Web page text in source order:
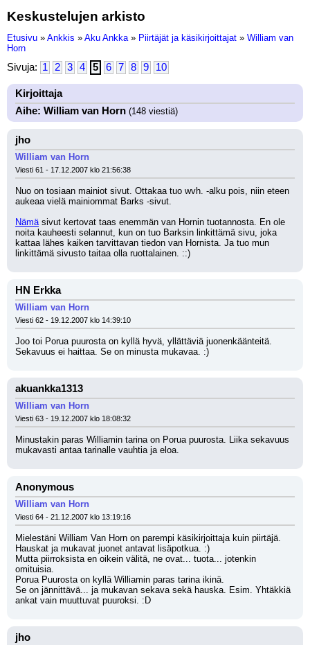
Keskustelujen arkisto
Etusivu » Ankkis » Aku Ankka » Piirtäjät ja käsikirjoittajat » William van
Horn
Sivuja: 1 2 3 4 5 6 7 8 9 10
Kirjoittaja
Aihe: William van Horn (148 viestiä)
jho
William van Horn
Viesti 61 - 17.12.2007 klo 21:56:38
Nuo on tosiaan mainiot sivut. Ottakaa tuo wvh. -alku pois, niin eteen
aukeaa vielä mainiommat Barks -sivut.
Nämä sivut kertovat taas enemmän van Hornin tuotannosta. En ole
noita kauheesti selannut, kun on tuo Barksin linkittämä sivu, joka
kattaa lähes kaiken tarvittavan tiedon van Hornista. Ja tuo mun
linkittämä sivusto taitaa olla ruottalainen. ::)
HN Erkka
William van Horn
Viesti 62 - 19.12.2007 klo 14:39:10
Joo toi Porua puurosta on kyllä hyvä, yllättäviä juonenkäänteitä.
Sekavuus ei haittaa. Se on minusta mukavaa. :)
akuankka1313
William van Horn
Viesti 63 - 19.12.2007 klo 18:08:32
Minustakin paras Williamin tarina on Porua puurosta. Liika sekavuus
mukavasti antaa tarinalle vauhtia ja eloa.
Anonymous
William van Horn
Viesti 64 - 21.12.2007 klo 13:19:16
Mielestäni William Van Horn on parempi käsikirjoittaja kuin piirtäjä.
Hauskat ja mukavat juonet antavat lisäpotkua. :)
Mutta piirroksista en oikein välitä, ne ovat... tuota... jotenkin
omituisia.
Porua Puurosta on kyllä Williamin paras tarina ikinä.
Se on jännittävä... ja mukavan sekava sekä hauska. Esim. Yhtäkkiä
ankat vain muuttuvat puuroksi. :D
jho